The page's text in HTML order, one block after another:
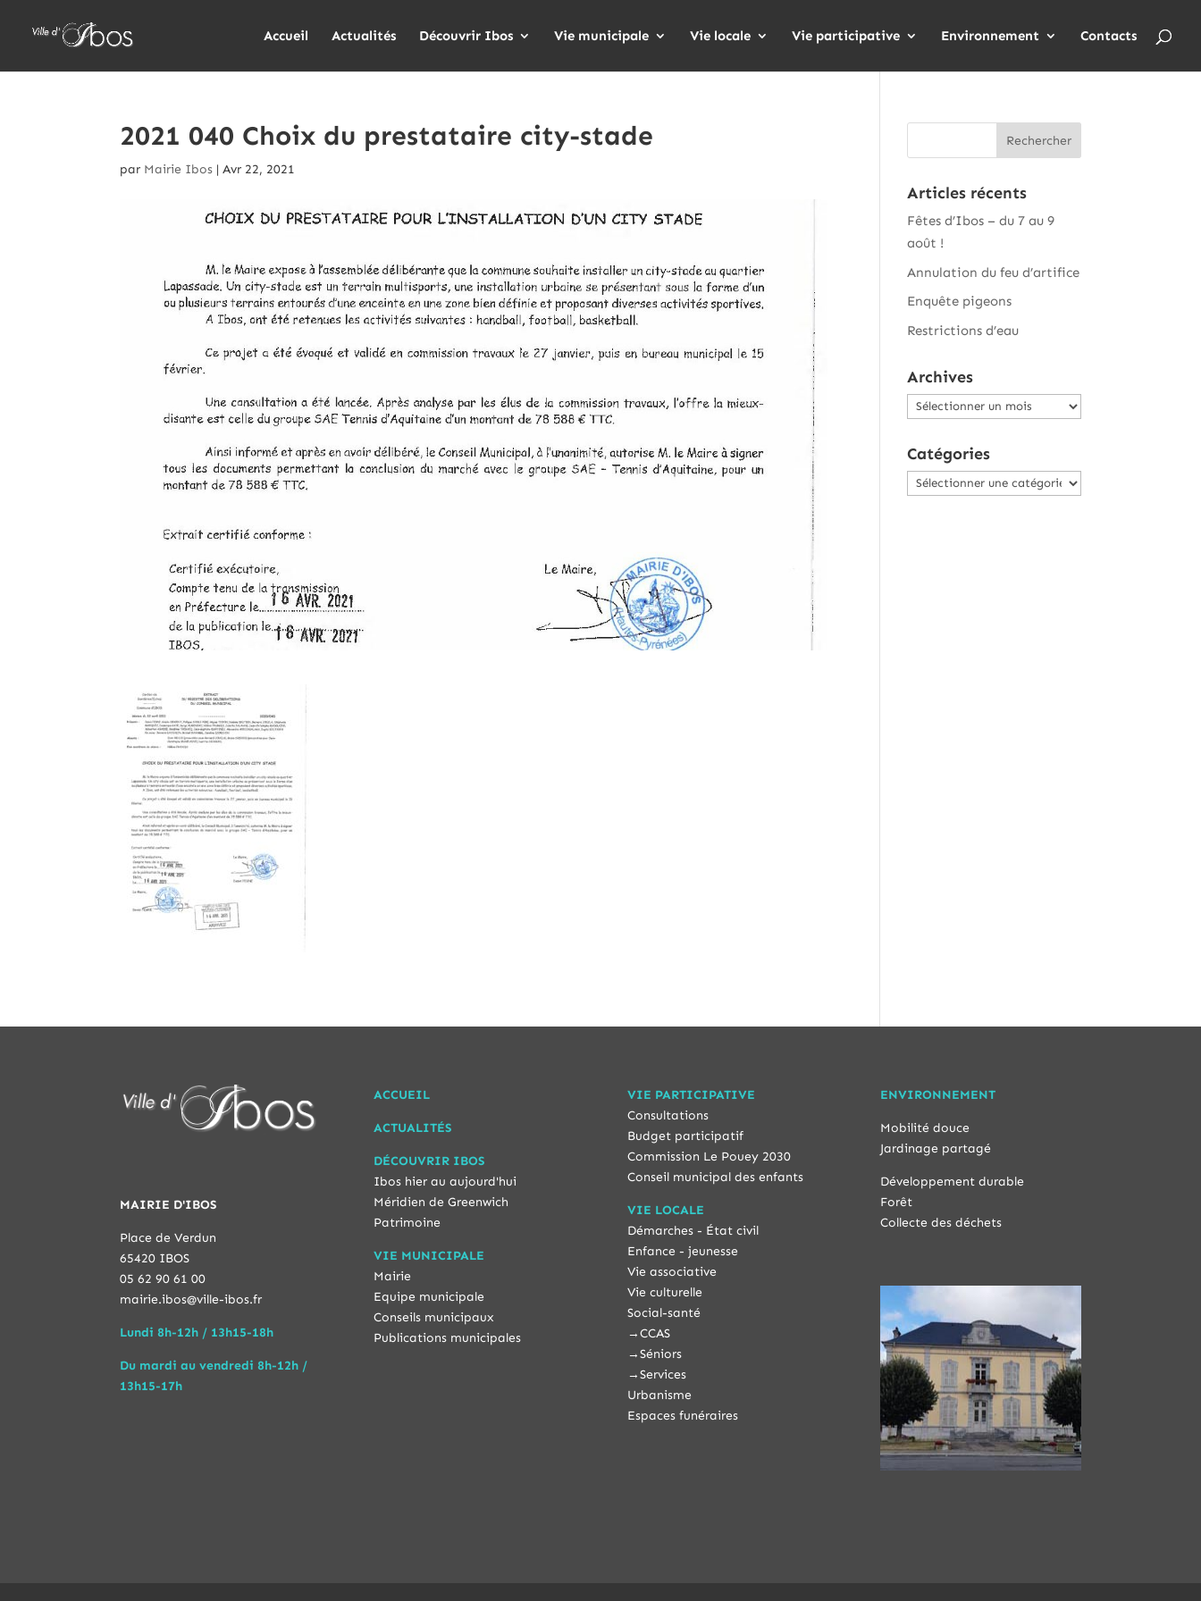
Accueil Actualités Découvrir Ibos Vie municipale Vie locale Vie participative Environnement Contacts
2021 040 Choix du prestataire city-stade
par Mairie Ibos |Avr 22, 2021
Articles récents
Fêtes d’Ibos – du 7 au 9
août !
Annulation du feu d’artifice
Enquête pigeons
Restrictions d’eau
Archives
Archives
Catégories
Catégories
MAIRIE D'IBOS
Place de Verdun
65420 IBOS
05 62 90 61 00
mairie.ibos@ville-ibos.fr
Lundi 8h-12h / 13h15-18h
Du mardi au vendredi 8h-12h /
13h15-17h
ACCUEIL
ACTUALITÉS
DÉCOUVRIR IBOS
Ibos hier au aujourd'hui
Méridien de Greenwich
Patrimoine
VIE MUNICIPALE
Mairie
Equipe municipale
Conseils municipaux
Publications municipales
VIE PARTICIPATIVE
Consultations
Budget participatif
Commission Le Pouey 2030
Conseil municipal des enfants
VIE LOCALE
Démarches - État civil
Enfance - jeunesse
Vie associative
Vie culturelle
Social-santé
→CCAS
→Séniors
→Services
Urbanisme
Espaces funéraires
ENVIRONNEMENT
Mobilité douce
Jardinage partagé
Développement durable
Forêt
Collecte des déchets